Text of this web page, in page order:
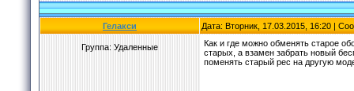
Гелакси Дата: Вторник, 17.03.2015, 16:20 |
Группа: Удаленные
Как и где можно обменять старое
старых, а взамен забрать новый
поменять старый рес на другую